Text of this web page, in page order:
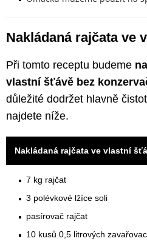
Nakládaná rajčata ve
Při tomto receptu budeme
vlastní šťávě bez
důležité dodržet hlavně
najdete níže.
Nakládaná rajčata ve vlastní
7 kg rajčat
3 polévkové lžíce soli
pasírovač rajčat
10 kusů 0,5 litrových